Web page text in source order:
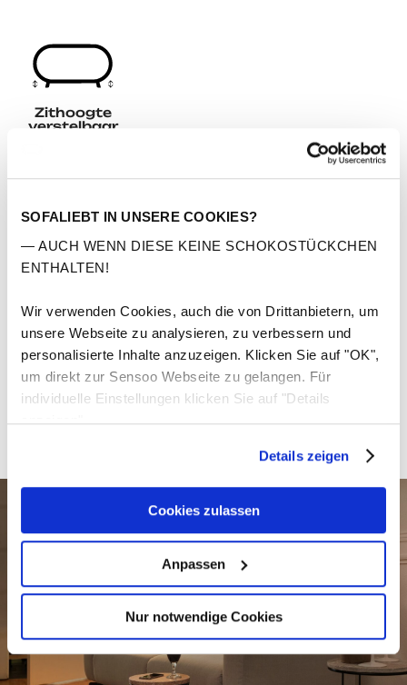
SOFALIEBT IN UNSERE COOKIES?
— AUCH WENN DIESE KEINE SCHOKOSTÜCKCHEN
ENTHALTEN!
Wir verwenden Cookies, auch die von Drittanbietern, um
unsere Webseite zu analysieren, zu verbessern und
personalisierte Inhalte anzuzeigen. Klicken Sie auf "OK",
um direkt zur Sensoo Webseite zu gelangen. Für
individuelle Einstellungen klicken Sie auf "Details
anzeigen".
Details zeigen
Cookies zulassen
Anpassen
Nur notwendige Cookies
Zithoogte
verstelbaar
Hoogwaardige materialen
Onderhoudsvriendelijk
Eenvoudige montage
5 jaar garantie
Gratis levering & retour